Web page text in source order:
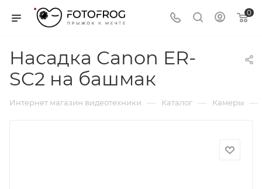
0
Насадка Canon ER-
SC2 на башмак
Интернет магазин видеотехники — Каталог — Камеры —